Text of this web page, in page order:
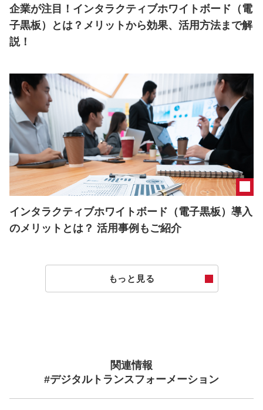
企業が注目！インタラクティブホワイトボード（電
子黒板）とは？メリットから効果、活用方法まで解
説！
インタラクティブホワイトボード（電子黒板）導入
のメリットとは？ 活用事例もご紹介
もっと見る
関連情報
#デジタルトランスフォーメーション